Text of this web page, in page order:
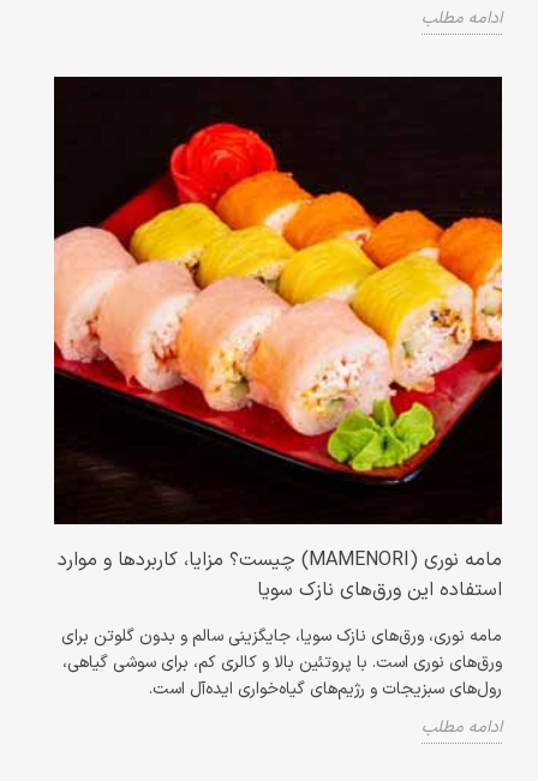
ادامه مطلب
مامه نوری (MAMENORI) چیست؟ مزایا، کاربردها و موارد
استفاده این ورق‌های نازک سویا
مامه نوری، ورق‌های نازک سویا، جایگزینی سالم و بدون گلوتن برای
ورق‌های نوری است. با پروتئین بالا و کالری کم، برای سوشی گیاهی،
رول‌های سبزیجات و رژیم‌های گیاه‌خواری ایده‌آل است.
ادامه مطلب